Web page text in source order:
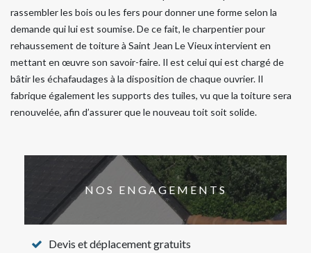
rassembler les bois ou les fers pour donner une forme selon la
demande qui lui est soumise. De ce fait, le charpentier pour
rehaussement de toiture à Saint Jean Le Vieux intervient en
mettant en œuvre son savoir-faire. Il est celui qui est chargé de
bâtir les échafaudages à la disposition de chaque ouvrier. Il
fabrique également les supports des tuiles, vu que la toiture sera
renouvelée, afin d’assurer que le nouveau toit soit solide.
NOS ENGAGEMENTS
Devis et déplacement gratuits